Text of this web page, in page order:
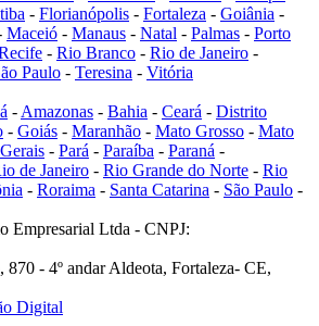
- Florianópolis - Fortaleza - Goiânia -
Maceió - Manaus - Natal - Palmas - Porto
- Rio Branco - Rio de Janeiro -
Paulo - Teresina - Vitória
- Amazonas - Bahia - Ceará - Distrito
- Goiás - Maranhão - Mato Grosso - Mato
- Pará - Paraíba - Paraná -
de Janeiro - Rio Grande do Norte - Rio
- Roraima - Santa Catarina - São Paulo -
Empresarial Ltda - CNPJ:
870 - 4º andar Aldeota, Fortaleza- CE,
Digital